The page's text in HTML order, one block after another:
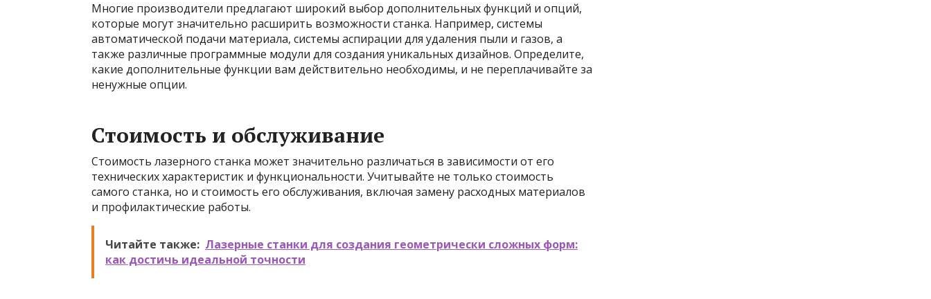
Многие производители предлагают широкий выбор дополнительных функций и опций,
которые могут значительно расширить возможности станка. Например, системы
автоматической подачи материала, системы аспирации для удаления пыли и газов, а
также различные программные модули для создания уникальных дизайнов. Определите,
какие дополнительные функции вам действительно необходимы, и не переплачивайте за
ненужные опции.
Стоимость и обслуживание
Стоимость лазерного станка может значительно различаться в зависимости от его
технических характеристик и функциональности. Учитывайте не только стоимость
самого станка, но и стоимость его обслуживания, включая замену расходных материалов
и профилактические работы.
Читайте также: Лазерные станки для создания геометрически сложных форм:
как достичь идеальной точности